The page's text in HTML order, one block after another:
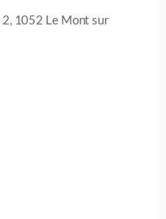
2, 1052 Le Mont sur